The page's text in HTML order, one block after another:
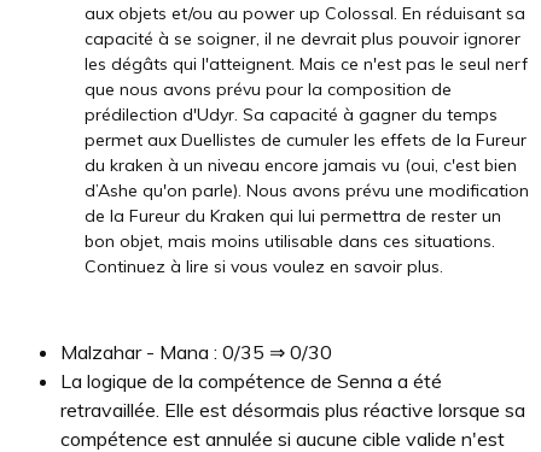
aux objets et/ou au power up Colossal. En réduisant sa
capacité à se soigner, il ne devrait plus pouvoir ignorer
les dégâts qui l'atteignent. Mais ce n'est pas le seul nerf
que nous avons prévu pour la composition de
prédilection d'Udyr. Sa capacité à gagner du temps
permet aux Duellistes de cumuler les effets de la Fureur
du kraken à un niveau encore jamais vu (oui, c'est bien
d’Ashe qu'on parle). Nous avons prévu une modification
de la Fureur du Kraken qui lui permettra de rester un
bon objet, mais moins utilisable dans ces situations.
Continuez à lire si vous voulez en savoir plus.
Malzahar - Mana : 0/35 ⇒ 0/30
La logique de la compétence de Senna a été
retravaillée. Elle est désormais plus réactive lorsque sa
compétence est annulée si aucune cible valide n'est